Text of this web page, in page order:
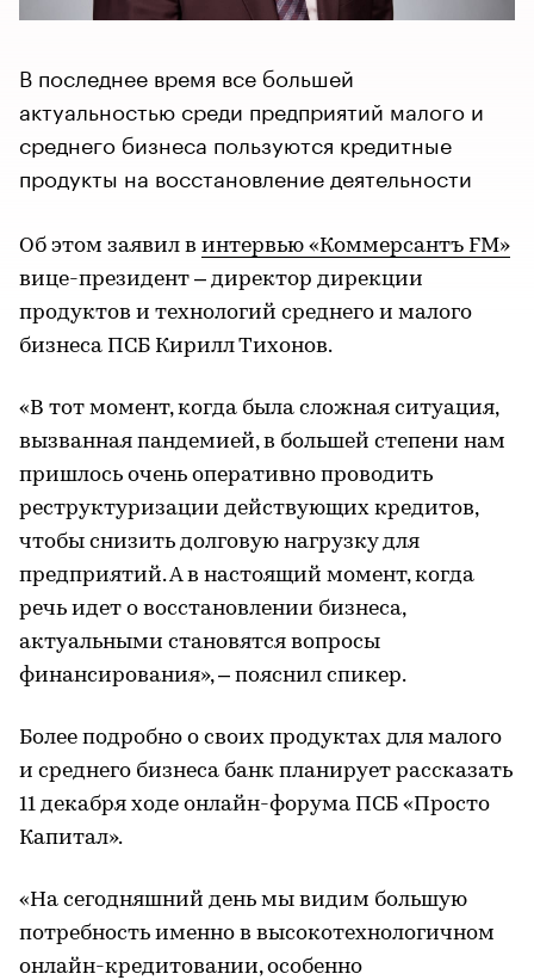
В последнее время все большей
актуальностью среди предприятий малого и
среднего бизнеса пользуются кредитные
продукты на восстановление деятельности
Об этом заявил в интервью «Коммерсантъ FM»
вице-президент – директор дирекции
продуктов и технологий среднего и малого
бизнеса ПСБ Кирилл Тихонов.
«В тот момент, когда была сложная ситуация,
вызванная пандемией, в большей степени нам
пришлось очень оперативно проводить
реструктуризации действующих кредитов,
чтобы снизить долговую нагрузку для
предприятий. А в настоящий момент, когда
речь идет о восстановлении бизнеса,
актуальными становятся вопросы
финансирования», – пояснил спикер.
Более подробно о своих продуктах для малого
и среднего бизнеса банк планирует рассказать
11 декабря ходе онлайн-форума ПСБ «Просто
Капитал».
«На сегодняшний день мы видим большую
потребность именно в высокотехнологичном
онлайн-кредитовании, особенно